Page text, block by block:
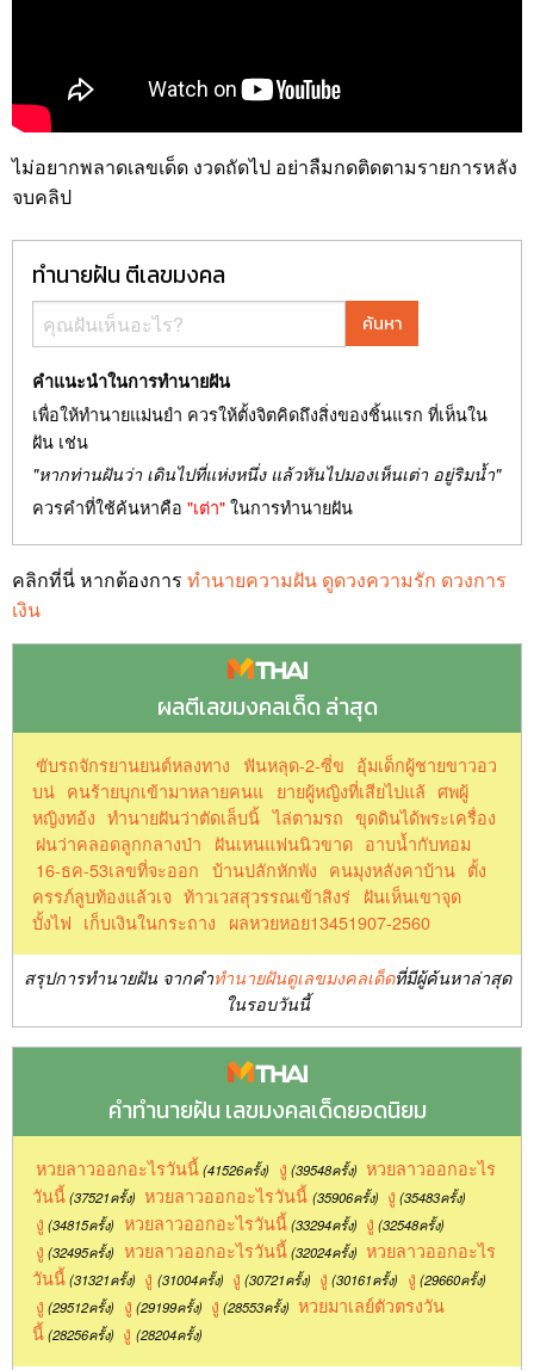
ไม่อยากพลาดเลขเด็ด งวดถัดไป อย่าลืมกดติดตามรายการหลัง
จบคลิป
ทำนายฝัน ตีเลขมงคล
ค้นหา
คำแนะนำในการทำนายฝัน
เพื่อให้ทำนายแม่นยำ ควรให้ตั้งจิตคิดถึงสิ่งของชิ้นแรก ที่เห็นใน
ฝัน เช่น
"หากท่านฝันว่า เดินไปที่แห่งหนึ่ง แล้วหันไปมองเห็นเต่า อยู่ริมน้ำ"
ควรคำที่ใช้ค้นหาคือ "เต่า"ในการทำนายฝัน
คลิกที่นี่ หากต้องการ ทำนายความฝัน ดูดวงความรัก ดวงการ
เงิน
ผลตีเลขมงคลเด็ด ล่าสุด
ขับรถจักรยานยนต์หลงทาง ฟันหลุด-2-ซี่ข อุ้มเด็กผู้ชายขาวอว
บน่ คนร้ายบุกเข้ามาหลายคนแ ยายผู้หญิงที่เสียไปแล้ ศพผู้
หญิงทอ้ง ทํานายฝันว่าตัดเล็บนิ้ ไล่ตามรถ ขุดดินได้พระเครื่อง
ฝนว่าคลอดลูกกลางป่า
ฝันเหนแฟนนิวขาด อาบน้ำกับทอม
16-ธค-53เลขที่จะออก บ้านปลักหักพัง คนมุงหลังคาบ้าน ตั้ง
ครรภ์ลูบท้องแล้วเจ ท้าวเวสสุวรรณเข้าสิงร่ ฝันเห็นเขาจุด
บั้งไฟ เก็บเงินในกระถาง ผลหวยหอย13451907-2560
สรุปการทำนายฝัน จากคำทำนายฝันดูเลขมงคลเด็ดที่มีผู้ค้นหาล่าสุด
ในรอบวันนี้
คำทำนายฝัน เลขมงคลเด็ดยอดนิยม
หวยลาวออกอะไรวันนี้ (41526ครั้ง) งู (39548ครั้ง) หวยลาวออกอะไร
วันนี้(37521ครั้ง) หวยลาวออกอะไรวันนี้ (35906ครั้ง) งู (35483ครั้ง)
งู (34815ครั้ง) หวยลาวออกอะไรวันนี้ (33294ครั้ง) งู (32548ครั้ง)
งู (32495ครั้ง) หวยลาวออกอะไรวันนี้ (32024ครั้ง) หวยลาวออกอะไร
วันนี้(31321ครั้ง) งู (31004ครั้ง) งู (30721ครั้ง) งู (30161ครั้ง) งู (29660ครั้ง)
งู (29512ครั้ง) งู (29199ครั้ง) งู (28553ครั้ง) หวยมาเลย์ตัวตรงวัน
นี้(28256ครั้ง) งู (28204ครั้ง)